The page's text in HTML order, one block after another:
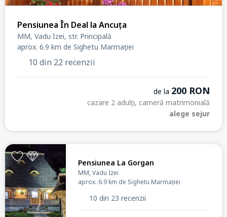
Pensiunea În Deal la Ancuța
MM, Vadu Izei, str. Principală
aprox. 6.9 km de Sighetu Marmației
10 din 22 recenzii
de la 200 RON
cazare 2 adulți, cameră matrimonială
alege sejur
Pensiunea La Gorgan
MM, Vadu Izei
aprox. 6.9 km de Sighetu Marmației
10 din 23 recenzii